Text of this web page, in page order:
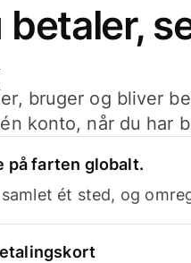
betaler,
bruger og bliver
konto, når du har
på farten globalt.
ét sted, og